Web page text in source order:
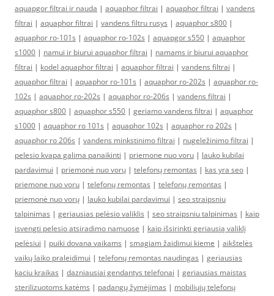
aquapgor filtrai ir nauda | aquaphor filtrai | aquaphor filtrai | vandens
filtrai | aquaphor filtrai | vandens filtru rusys | aquaphor s800 |
aquaphor ro-101s | aquaphor ro-102s | aquapgor s550 | aquaphor
s1000 | namui ir biurui aquaphor filtrai | namams ir biurui aquaphor
filtrai | kodel aquaphor filtrai | aquaphor filtrai | vandens filtrai |
aquaphor filtrai | aquaphor ro-101s | aquaphor ro-202s | aquaphor ro-
102s | aquaphor ro-202s | aquaphor ro-206s | vandens filtrai |
aquaphor s800 | aquaphor s550 | geriamo vandens filtrai | aquaphor
s1000 | aquaphor ro 101s | aquaphor 102s | aquaphor ro 202s |
aquaphor ro 206s | vandens minkstinimo filtrai | nugeležinimo filtrai |
pelesio kvapa galima panaikinti | priemone nuo voru | lauko kubilai
pardavimui | priemonė nuo vorų | telefonų remontas | kas yra seo |
priemone nuo voru | telefonų remontas | telefonų remontas |
priemonė nuo vorų | lauko kubilai pardavimui | seo straipsniu
talpinimas | geriausias pelėsio valiklis | seo straipsniu talpinimas | kaip
isvengti pelesio atsiradimo namuose | kaip išsirinkti geriausią valiklį
pelėsiui | puiki dovana vaikams | smagiam žaidimui kieme | aikštelės
vaikų laiko praleidimui | telefonų remontas naudingas | geriausias
kaciu kraikas | dazniausiai gendantys telefonai | geriausias maistas
sterilizuotoms katėms | padangų žymėjimas | mobiliųjų telefonų